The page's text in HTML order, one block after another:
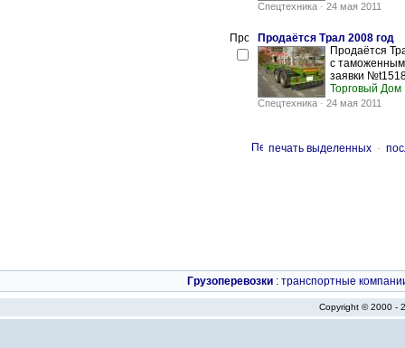
Спецтехника - 24 мая 2011
Продаётся Трал 2008 год
Продаётся
с
заявки
Торговый Дом
Спецтехника - 24 мая 2011
печать выделенных -
Грузоперевозки : транспортные
Copyright © 2000 -